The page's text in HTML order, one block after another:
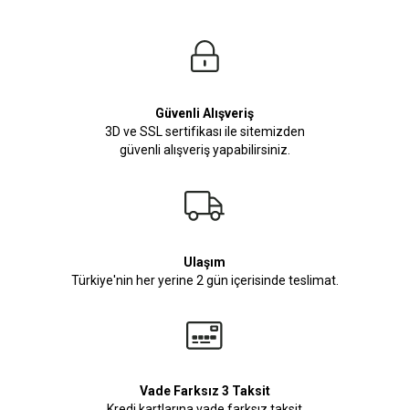
Güvenli Alışveriş
3D ve SSL sertifikası ile sitemizden
güvenli alışveriş yapabilirsiniz.
Ulaşım
Türkiye'nin her yerine 2 gün içerisinde teslimat.
Vade Farksız 3 Taksit